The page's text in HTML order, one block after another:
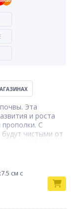
Эта
и роста
С
чистыми от
см с